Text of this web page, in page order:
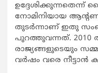
ഉദ്ദേശിക്കുന്നതെന്ന്
നോമിനിയായ
തുടര്‍ന്നാണ് ഇതു
പുറത്തുവന്നത്. 2010 ല്‍
രാജ്യങ്ങളുടെയും
വര്‍ഷം വരെ നീട്ടാന്‍